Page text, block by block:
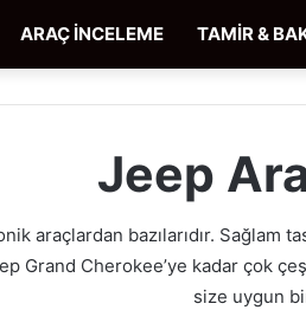
ARAÇ İNCELEME TAMİR &
Jeep
araçlardan bazılarıdır. Sağlam
Grand Cherokee’ye kadar çok
size uygun